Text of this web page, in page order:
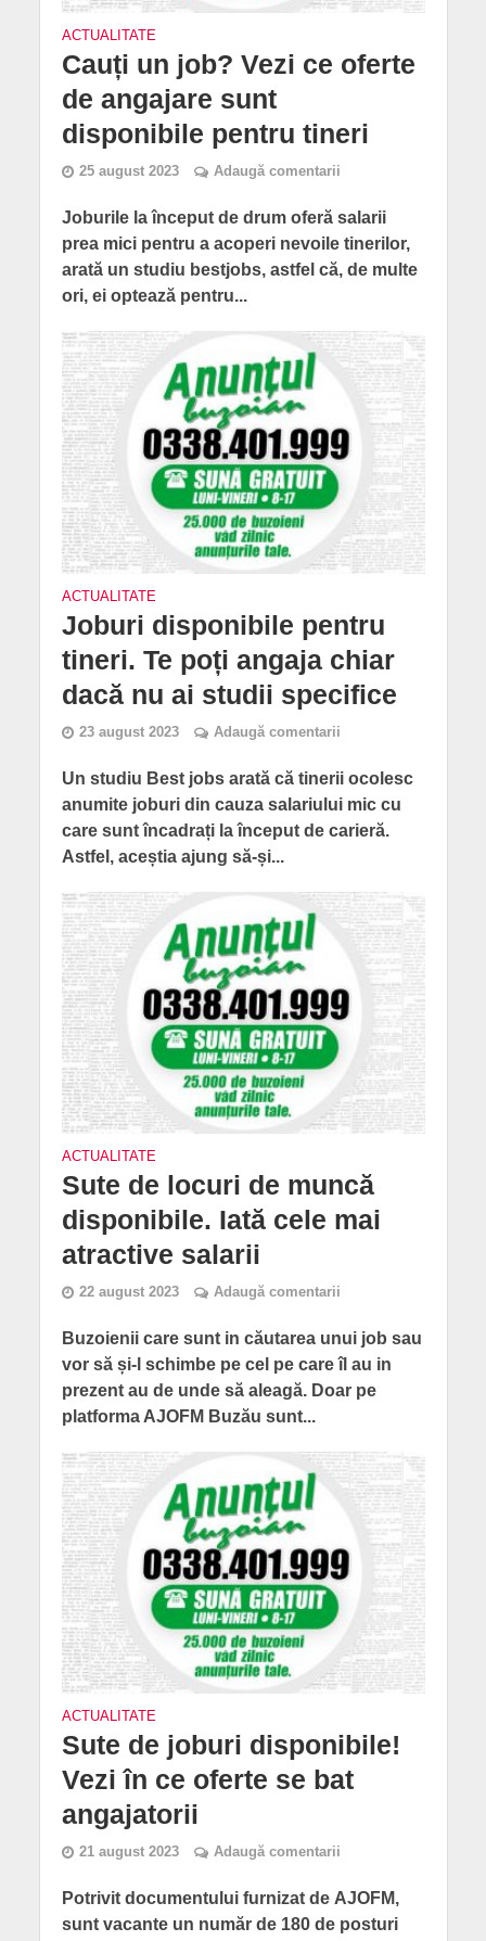
ACTUALITATE
Cauți un job? Vezi ce oferte
de angajare sunt
disponibile pentru tineri
25 august 2023 Adaugă comentarii
Joburile la început de drum oferă salarii
prea mici pentru a acoperi nevoile tinerilor,
arată un studiu bestjobs, astfel că, de multe
ori, ei optează pentru...
ACTUALITATE
Joburi disponibile pentru
tineri. Te poți angaja chiar
dacă nu ai studii specifice
23 august 2023 Adaugă comentarii
Un studiu Best jobs arată că tinerii ocolesc
anumite joburi din cauza salariului mic cu
care sunt încadrați la început de carieră.
Astfel, aceștia ajung să-și...
ACTUALITATE
Sute de locuri de muncă
disponibile. Iată cele mai
atractive salarii
22 august 2023 Adaugă comentarii
Buzoienii care sunt in căutarea unui job sau
vor să și-l schimbe pe cel pe care îl au in
prezent au de unde să aleagă. Doar pe
platforma AJOFM Buzău sunt...
ACTUALITATE
Sute de joburi disponibile!
Vezi în ce oferte se bat
angajatorii
21 august 2023 Adaugă comentarii
Potrivit documentului furnizat de AJOFM,
sunt vacante un număr de 180 de posturi